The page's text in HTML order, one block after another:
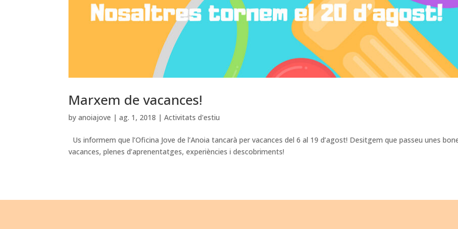
Marxem de vacances!
byanoiajove |ag. 1, 2018 |Activitats d'estiu
Us informem que l’Oficina Jove de l’Anoia tancarà per vacances del 6 al 19 d’agost! Desitgem que passeu unes
vacances, plenes d’aprenentatges, experiències i descobriments!